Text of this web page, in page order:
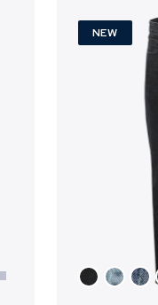
NEW